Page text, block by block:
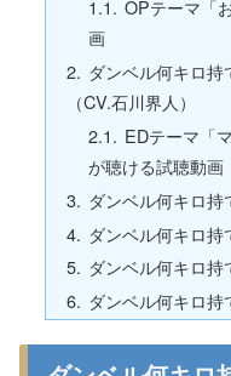
OPテーマ「
画
ダンベル何キロ
（CV.石川界人）
EDテーマ「
が聴ける試聴動画
ダンベル何キロ
ダンベル何キロ
ダンベル何キロ持
ダンベル何キロ